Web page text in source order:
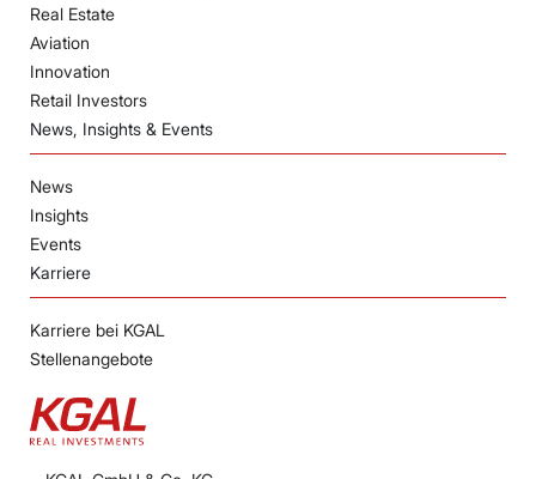
Real Estate
Aviation
Innovation
Retail Investors
News, Insights & Events
News
Insights
Events
Karriere
Karriere bei KGAL
Stellenangebote